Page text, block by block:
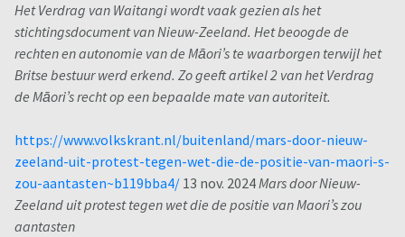
Het Verdrag van Waitangi wordt vaak gezien als het
stichtingsdocument van Nieuw-Zeeland. Het beoogde de
rechten en autonomie van de Māori’s te waarborgen terwijl het
Britse bestuur werd erkend. Zo geeft artikel 2 van het Verdrag
de Māori’s recht op een bepaalde mate van autoriteit.
https://www.volkskrant.nl/buitenland/mars-door-nieuw-
zeeland-uit-protest-tegen-wet-die-de-positie-van-maori-s-
zou-aantasten~b119bba4/ 13 nov. 2024Mars door Nieuw-
Zeeland uit protest tegen wet die de positie van Maori’s zou
aantasten